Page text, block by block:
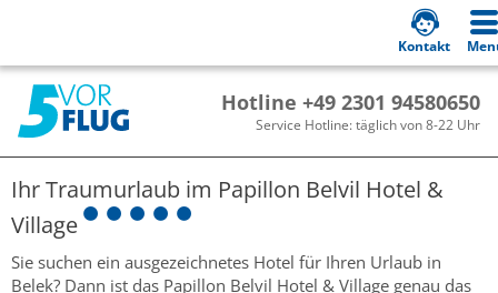
Hotline +49 2301 94580650
Service Hotline: täglich von 8-22 Uhr
Kontakt
Ihr Traumurlaub im Papillon Belvil Hotel &
Village
Sie suchen ein ausgezeichnetes Hotel für Ihren Urlaub in
Belek? Dann ist das Papillon Belvil Hotel & Village genau das